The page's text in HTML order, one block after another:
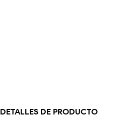
DETALLES DE PRODUCTO